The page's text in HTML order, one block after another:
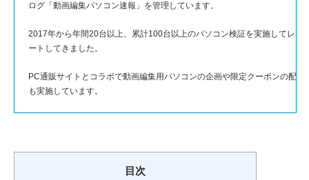
ログ「動画編集パソコン速報」を管理しています。
2017年から年間20台以上、累計100台以上のパソコン検証を実施してレポ
ートしてきました。
PC通販サイトとコラボで動画編集用パソコンの企画や限定クーポンの配布
も実施しています。
目次